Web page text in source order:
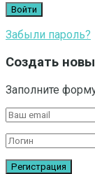
Забыли пароль?
Создать
Заполните